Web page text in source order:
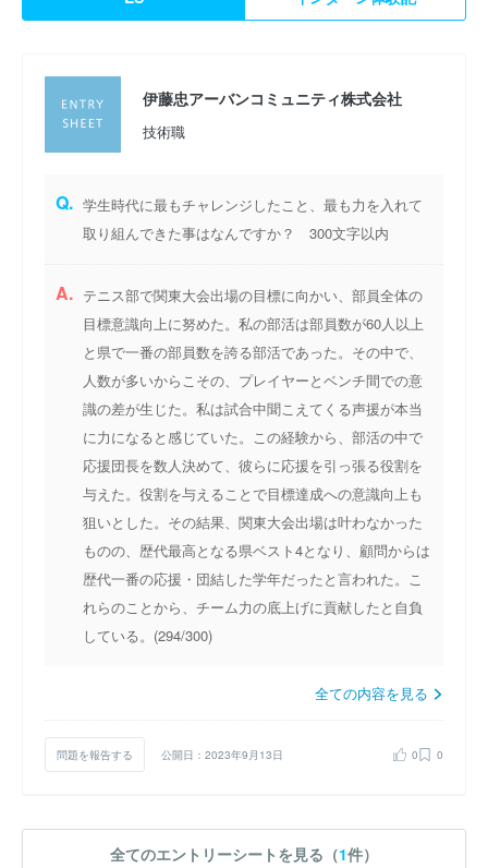
伊藤忠アーバンコミュニティ株式会社
技術職
Q. 学生時代に最もチャレンジしたこと、最も力を入れて
取り組んできた事はなんですか？ 300文字以内
A. テニス部で関東大会出場の目標に向かい、部員全体の
目標意識向上に努めた。私の部活は部員数が60人以上
と県で一番の部員数を誇る部活であった。その中で、
人数が多いからこその、プレイヤーとベンチ間での意
識の差が生じた。私は試合中聞こえてくる声援が本当
に力になると感じていた。この経験から、部活の中で
応援団長を数人決めて、彼らに応援を引っ張る役割を
与えた。役割を与えることで目標達成への意識向上も
狙いとした。その結果、関東大会出場は叶わなかった
ものの、歴代最高となる県ベスト4となり、顧問からは
歴代一番の応援・団結した学年だったと言われた。こ
れらのことから、チーム力の底上げに貢献したと自負
している。(294/300)
全ての内容を見る
問題を報告する 公開日：2023年9月13日 0 0
全てのエントリーシートを見る（1件）